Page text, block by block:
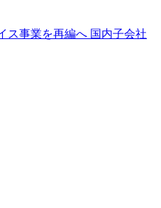
ス事業を再編へ 国内子会社